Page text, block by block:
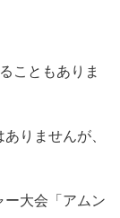
こともありま
りませんが、
大会「アムン